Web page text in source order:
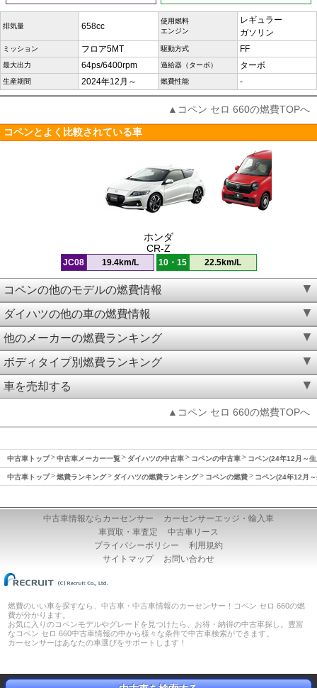
排気量 658cc
使用燃料
エンジン
レギュラー
ガソリン
ミッション フロア5MT 駆動方式 FF
最大出力 64ps/6400rpm 過給器（ターボ） ターボ
生産期間 2024年12月～ 燃費性能 -
▲コペン セロ 660の燃費TOPへ
コペンとよく比較されている車
ホンダ
CR-Z
JC08 19.4km/L 10・15 22.5km/L
コペンの他のモデルの燃費情報
ダイハツの他の車の燃費情報
他のメーカーの燃費ランキング
ボディタイプ別燃費ランキング
車を売却する
▲コペン セロ 660の燃費TOPへ
中古車トップ 中古車メーカー一覧 ダイハツの中古車 コペンの中古車 コペン(24年12月～
中古車トップ 燃費ランキング ダイハツの燃費ランキング コペンの燃費 コペン(24年12月
中古車情報ならカーセンサー
カーセンサーエッジ・輸入車
車買取・車査定
中古車リース
プライバシーポリシー
利用規約
サイトマップ
お問い合わせ
燃費のいい車を探すなら、中古車・中古車情報のカーセンサー！コペン セロ 660の燃
費が分かります。
お気に入りのコペンモデルやグレードを見つけたら、お得・納得の中古車探し。豊富
なコペン セロ 660中古車情報の中から様々な条件で中古車検索ができます。
カーセンサーはあなたの車選びをサポートします！